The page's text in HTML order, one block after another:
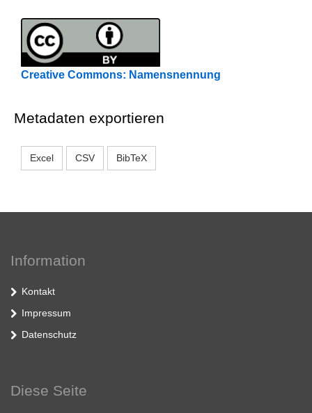
Creative Commons: Namensnennung
Metadaten exportieren
Excel CSV BibTeX
Information
Kontakt
Impressum
Datenschutz
Diese Seite